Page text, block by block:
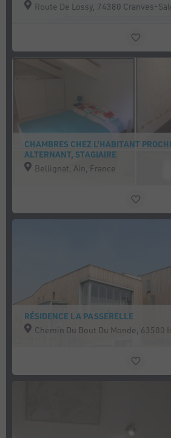
Route De Lossy, 74380 Cranves-
CHAMBRES CHEZ L'HABITANT
ALTERNANT, STAGIAIRE
Bellignat, Ain, France
RÉSIDENCE LA PASSERELLE
Chemin Du Bout Du Monde, 63500